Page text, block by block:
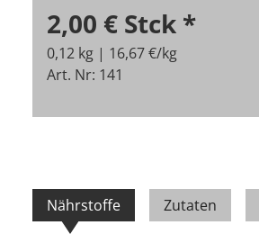
2,00 € Stck *
0,12 kg | 16,67 €/kg
Art. Nr: 141
Nährstoffe Zutaten